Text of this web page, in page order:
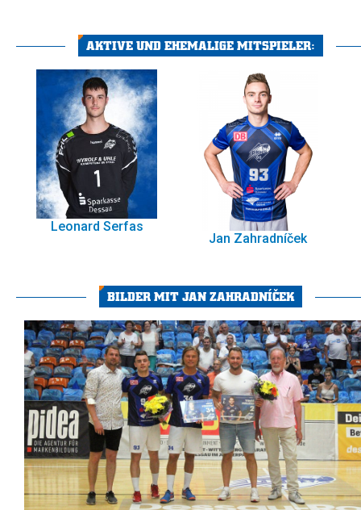
AKTIVE UND EHEMALIGE MITSPIELER:
Leonard Serfas
Jan Zahradníček
BILDER MIT JAN ZAHRADNÍČEK